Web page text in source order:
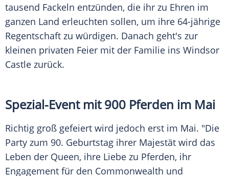
tausend Fackeln entzünden, die ihr zu Ehren im
ganzen Land erleuchten sollen, um ihre 64-jährige
Regentschaft zu würdigen. Danach geht's zur
kleinen privaten Feier mit der Familie ins Windsor
Castle zurück.
Spezial-Event mit 900 Pferden im Mai
Richtig groß gefeiert wird jedoch erst im Mai. "Die
Party zum 90. Geburtstag ihrer Majestät wird das
Leben der Queen, ihre Liebe zu Pferden, ihr
Engagement für den Commonwealth und